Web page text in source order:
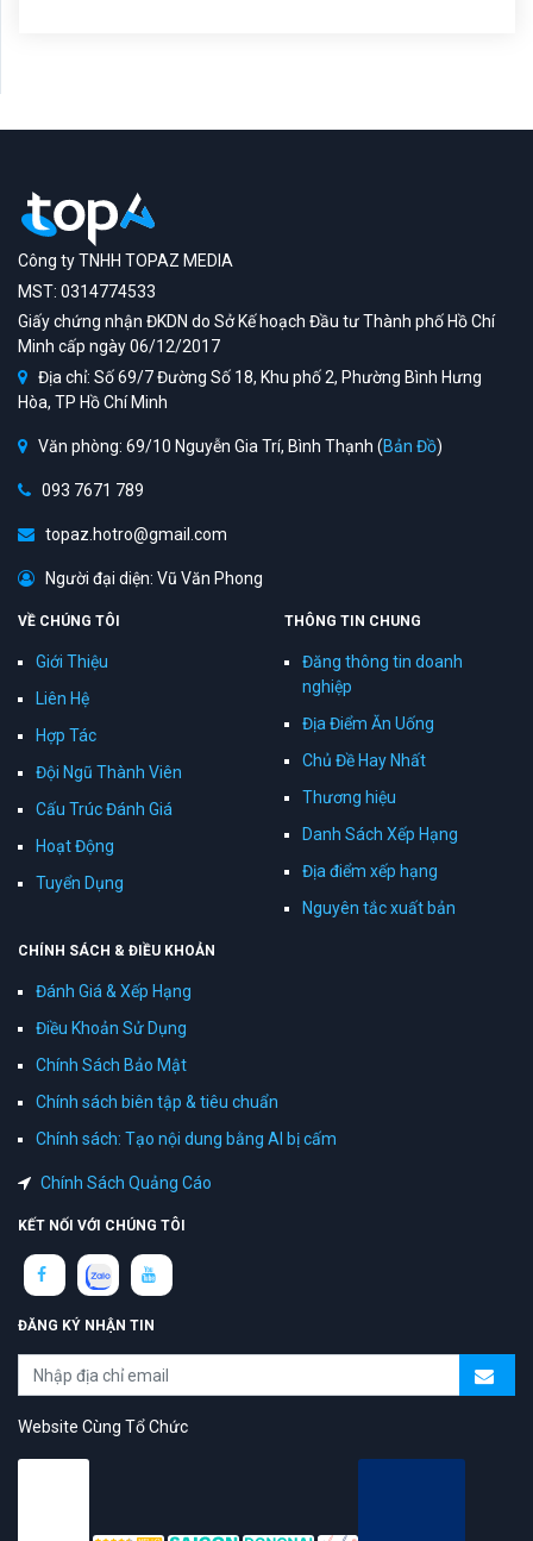
Công ty TNHH TOPAZ MEDIA
MST: 0314774533
Giấy chứng nhận ĐKDN do Sở Kế hoạch Đầu tư Thành phố Hồ Chí
Minh cấp ngày 06/12/2017
Địa chỉ: Số 69/7 Đường Số 18, Khu phố 2, Phường Bình Hưng
Hòa, TP Hồ Chí Minh
Văn phòng: 69/10 Nguyễn Gia Trí, Bình Thạnh (Bản Đồ)
093 7671 789
topaz.hotro@gmail.com
Người đại diện: Vũ Văn Phong
VỀ CHÚNG TÔI
Giới Thiệu
Liên Hệ
Hợp Tác
Đội Ngũ Thành Viên
Cấu Trúc Đánh Giá
Hoạt Động
Tuyển Dụng
THÔNG TIN CHUNG
Đăng thông tin doanh
nghiệp
Địa Điểm Ăn Uống
Chủ Đề Hay Nhất
Thương hiệu
Danh Sách Xếp Hạng
Địa điểm xếp hạng
Nguyên tắc xuất bản
CHÍNH SÁCH & ĐIỀU KHOẢN
Đánh Giá & Xếp Hạng
Điều Khoản Sử Dụng
Chính Sách Bảo Mật
Chính sách biên tập & tiêu chuẩn
Chính sách: Tạo nội dung bằng AI bị cấm
Chính Sách Quảng Cáo
KẾT NỐI VỚI CHÚNG TÔI
ĐĂNG KÝ NHẬN TIN
Website Cùng Tổ Chức
topAZ Review vinh dự được người dùng bình chọn là nền tảng có